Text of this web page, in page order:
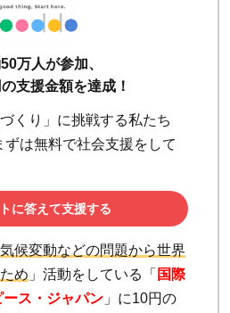
万人が参加、
支援金額を達成！
くり」に挑戦する私たち
は無料で社会支援をして
に答えて支援する
気候変動などの問題から世界
め 」活動をしている「 国際
ス・ジャパン 」に10円の